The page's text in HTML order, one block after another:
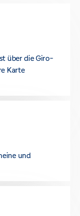
über die Giro-
Karte
und